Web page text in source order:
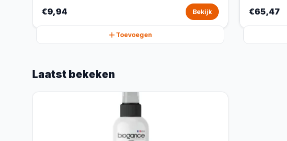
€9,94 Bekijk
Toevoegen
€65,47
Laatst bekeken